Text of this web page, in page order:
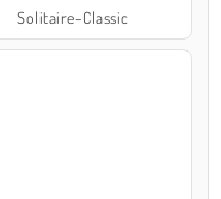
Solitaire-Classic